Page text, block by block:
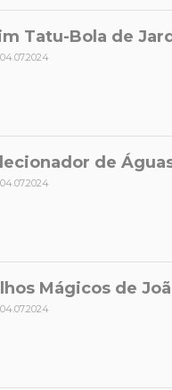
Tatu-Bola de
de
Mágicos de